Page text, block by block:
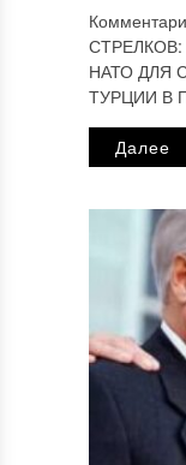
НАТО ДЛЯ
ТУРЦИИ В
Далее